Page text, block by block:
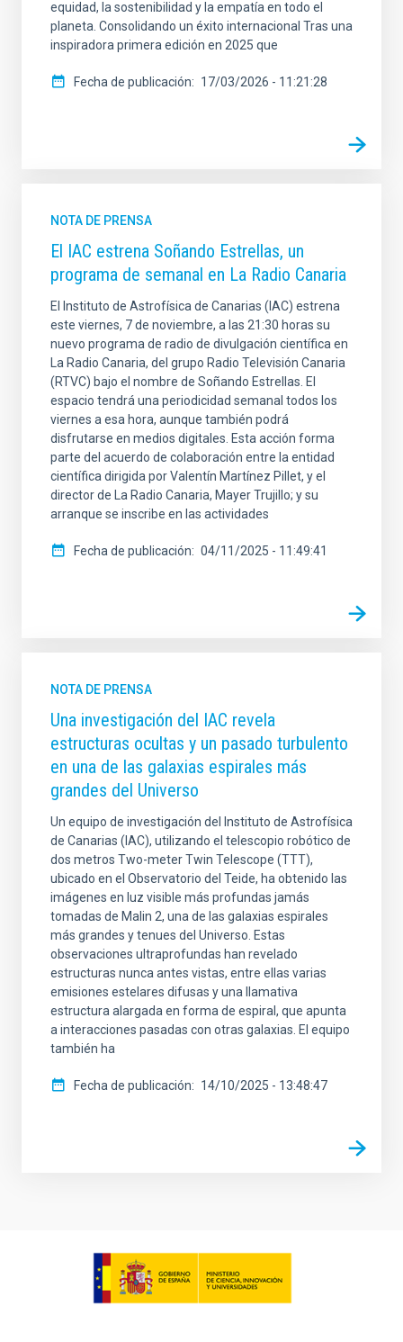
equidad, la sostenibilidad y la empatía en todo el
planeta. Consolidando un éxito internacional Tras una
inspiradora primera edición en 2025 que
Fecha de publicación 17/03/2026 - 11:21:28
NOTA DE PRENSA
El IAC estrena Soñando Estrellas, un
programa de semanal en La Radio Canaria
El Instituto de Astrofísica de Canarias (IAC) estrena
este viernes, 7 de noviembre, a las 21:30 horas su
nuevo programa de radio de divulgación científica en
La Radio Canaria, del grupo Radio Televisión Canaria
(RTVC) bajo el nombre de Soñando Estrellas. El
espacio tendrá una periodicidad semanal todos los
viernes a esa hora, aunque también podrá
disfrutarse en medios digitales. Esta acción forma
parte del acuerdo de colaboración entre la entidad
científica dirigida por Valentín Martínez Pillet, y el
director de La Radio Canaria, Mayer Trujillo; y su
arranque se inscribe en las actividades
Fecha de publicación 04/11/2025 - 11:49:41
NOTA DE PRENSA
Una investigación del IAC revela
estructuras ocultas y un pasado turbulento
en una de las galaxias espirales más
grandes del Universo
Un equipo de investigación del Instituto de Astrofísica
de Canarias (IAC), utilizando el telescopio robótico de
dos metros Two-meter Twin Telescope (TTT),
ubicado en el Observatorio del Teide, ha obtenido las
imágenes en luz visible más profundas jamás
tomadas de Malin 2, una de las galaxias espirales
más grandes y tenues del Universo. Estas
observaciones ultraprofundas han revelado
estructuras nunca antes vistas, entre ellas varias
emisiones estelares difusas y una llamativa
estructura alargada en forma de espiral, que apunta
a interacciones pasadas con otras galaxias. El equipo
también ha
Fecha de publicación 14/10/2025 - 13:48:47